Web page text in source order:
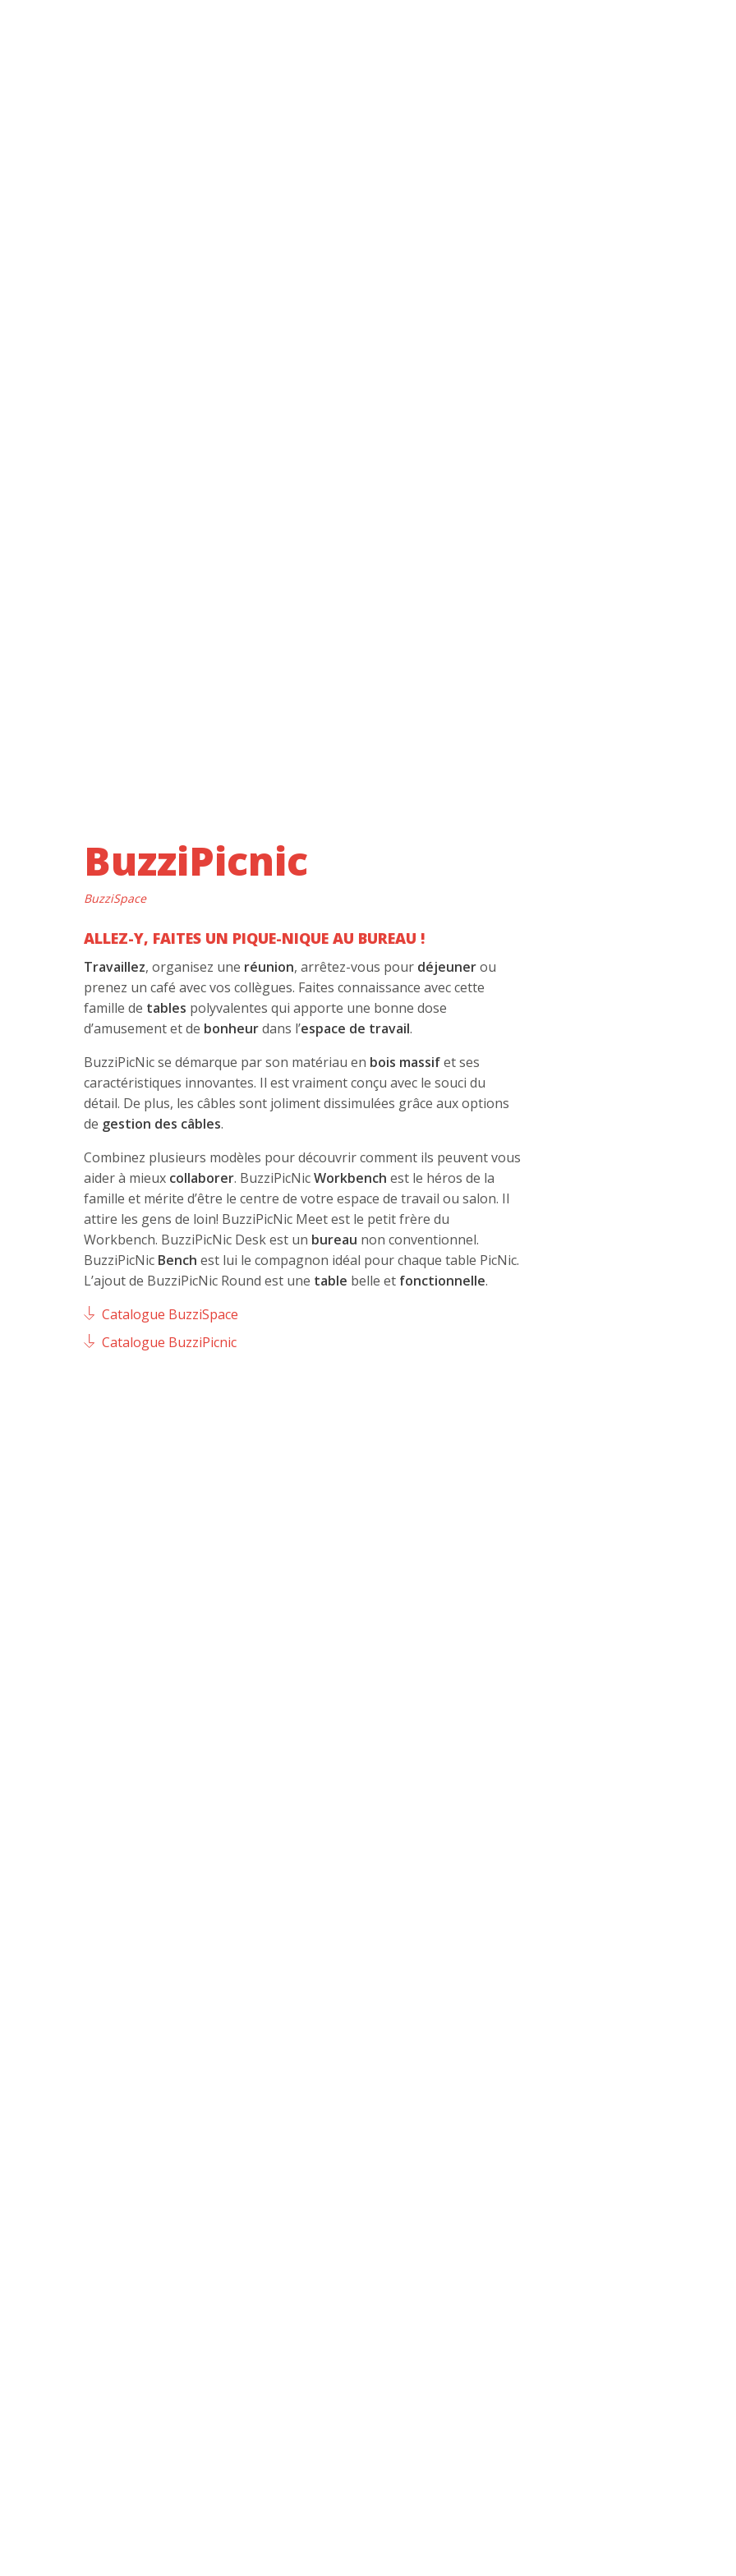
BuzziPicnic
BuzziSpace
ALLEZ-Y, FAITES UN PIQUE-NIQUE AU BUREAU !
Travaillez, organisez une réunion, arrêtez-vous pour déjeunerou
prenez un café avec vos collègues. Faites connaissance avec cette
famille de tables polyvalentes qui apporte une bonne dose
d’amusement et de bonheurdans l’espace de travail.
BuzziPicNic se démarque par son matériau en bois massifet ses
caractéristiques innovantes. Il est vraiment conçu avec le souci du
détail. De plus, les câbles sont joliment dissimulées grâce aux options
de gestion des câbles.
Combinez plusieurs modèles pour découvrir comment ils peuvent vous
aider à mieux collaborer. BuzziPicNicWorkbench est le héros de la
famille et mérite d’être le centre de votre espace de travail ou salon. Il
attire les gens de loin! BuzziPicNic Meet est le petit frère du
Workbench. BuzziPicNic Desk est un bureau non conventionnel.
BuzziPicNic Bench est lui le compagnon idéal pour chaque table PicNic.
L’ajout de BuzziPicNic Round est une table belle et fonctionnelle.
Catalogue BuzziSpace
Catalogue BuzziPicnic